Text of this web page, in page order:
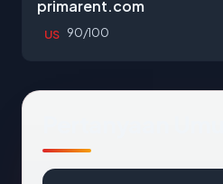
primarent.com
US 90/100